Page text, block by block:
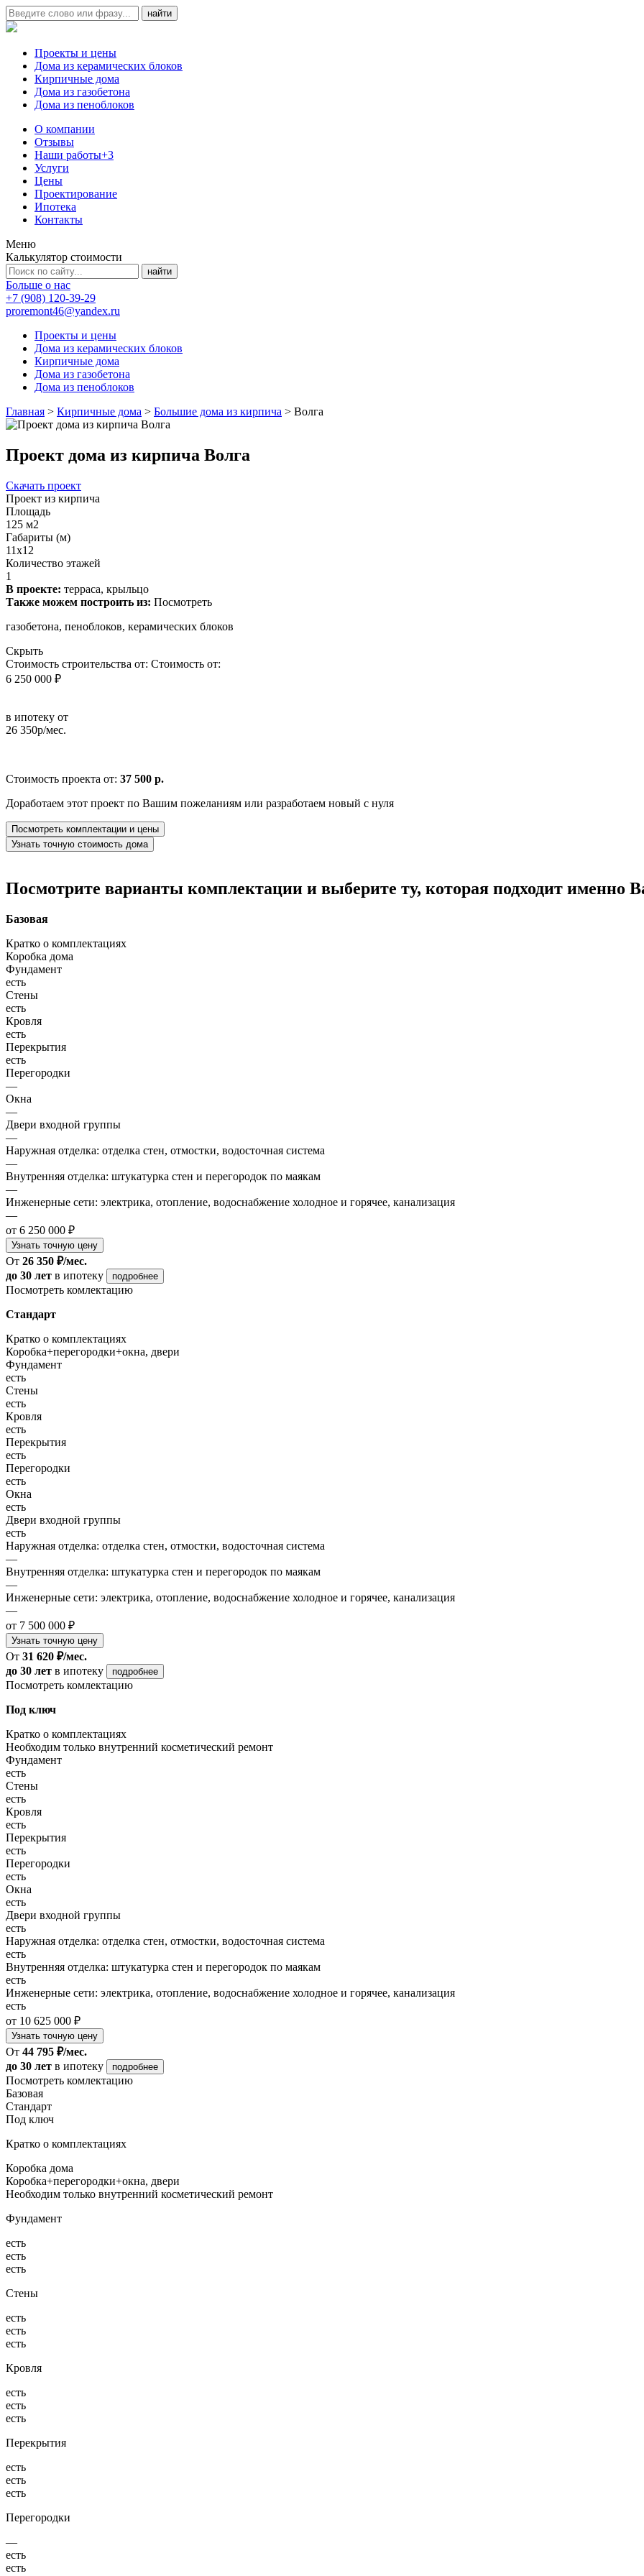
Проекты и цены
Дома из керамических блоков
Кирпичные дома
Дома из газобетона
Дома из пеноблоков
О компании
Отзывы
Наши работы+3
Услуги
Цены
Проектирование
Ипотека
Контакты
Меню
Калькулятор стоимости
Больше о нас
+7 (908) 120-39-29
proremont46@yandex.ru
Проекты и цены
Дома из керамических блоков
Кирпичные дома
Дома из газобетона
Дома из пеноблоков
Главная > Кирпичные дома > Большие дома из кирпича > Волга
Проект дома из кирпича Волга
Скачать проект
Проект из кирпича
Площадь
125 м2
Габариты (м)
11х12
Количество этажей
1
В проекте: терраса, крыльцо
Также можем построить из: Посмотреть
газобетона, пеноблоков, керамических блоков
Скрыть
Стоимость строительства от: Стоимость от:
6 250 000 ₽
в ипотеку от
26 350р/мес.
Стоимость проекта от: 37 500 р.
Доработаем этот проект по Вашим пожеланиям или разработаем новый с нуля
Посмотреть комплектации и цены
Узнать точную стоимость дома
Посмотрите варианты комплектации и выберите ту, которая подходит именно
Базовая
Кратко о комплектациях
Коробка дома
Фундамент
есть
Стены
есть
Кровля
есть
Перекрытия
есть
Перегородки
—
Окна
—
Двери входной группы
—
Наружная отделка: отделка стен, отмостки, водосточная система
—
Внутренняя отделка: штукатурка стен и перегородок по маякам
—
Инженерные сети: электрика, отопление, водоснабжение холодное и горячее, канализация
—
от 6 250 000 ₽
Узнать точную цену
От 26 350 ₽/мес.
до 30 лет в ипотеку подробнее
Посмотреть комлектацию
Стандарт
Кратко о комплектациях
Коробка+перегородки+окна, двери
Фундамент
есть
Стены
есть
Кровля
есть
Перекрытия
есть
Перегородки
есть
Окна
есть
Двери входной группы
есть
Наружная отделка: отделка стен, отмостки, водосточная система
—
Внутренняя отделка: штукатурка стен и перегородок по маякам
—
Инженерные сети: электрика, отопление, водоснабжение холодное и горячее, канализация
—
от 7 500 000 ₽
Узнать точную цену
От 31 620 ₽/мес.
до 30 лет в ипотеку подробнее
Посмотреть комлектацию
Под ключ
Кратко о комплектациях
Необходим только внутренний косметический ремонт
Фундамент
есть
Стены
есть
Кровля
есть
Перекрытия
есть
Перегородки
есть
Окна
есть
Двери входной группы
есть
Наружная отделка: отделка стен, отмостки, водосточная система
есть
Внутренняя отделка: штукатурка стен и перегородок по маякам
есть
Инженерные сети: электрика, отопление, водоснабжение холодное и горячее, канализация
есть
от 10 625 000 ₽
Узнать точную цену
От 44 795 ₽/мес.
до 30 лет в ипотеку подробнее
Посмотреть комлектацию
Базовая
Стандарт
Под ключ
Кратко о комплектациях
Коробка дома
Коробка+перегородки+окна, двери
Необходим только внутренний косметический ремонт
Фундамент
есть
есть
есть
Стены
есть
есть
есть
Кровля
есть
есть
есть
Перекрытия
есть
есть
есть
Перегородки
—
есть
есть